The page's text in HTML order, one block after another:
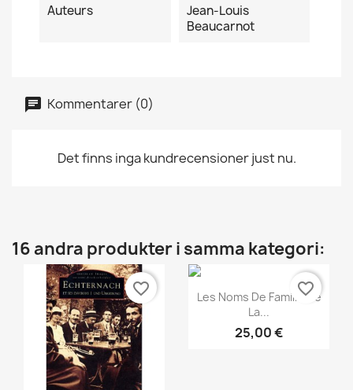
Auteurs
Jean-Louis
Beaucarnot
Kommentarer (0)
Det finns inga kundrecensioner just nu.
16 andra produkter i samma kategori:
favorite_border Snabbvy
Les Noms De Famille De
La...
25,00 €
favorite_border